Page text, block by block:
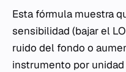
Esta fórmula muestra
sensibilidad (bajar el
ruido del fondo o
instrumento por